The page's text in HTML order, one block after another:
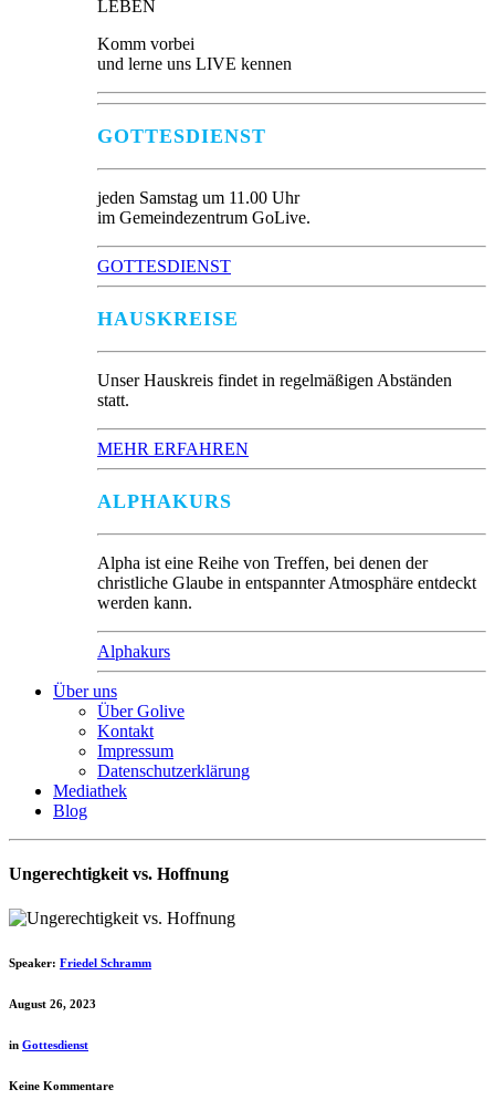
LEBEN
Komm vorbei
und lerne uns LIVE kennen
GOTTESDIENST
jeden Samstag um 11.00 Uhr
im Gemeindezentrum GoLive.
GOTTESDIENST
HAUSKREISE
Unser Hauskreis findet in regelmäßigen Abständen
statt.
MEHR ERFAHREN
ALPHAKURS
Alpha ist eine Reihe von Treffen, bei denen der
christliche Glaube in entspannter Atmosphäre entdeckt
werden kann.
Alphakurs
Über uns
Über Golive
Kontakt
Impressum
Datenschutzerklärung
Mediathek
Blog
Ungerechtigkeit vs. Hoffnung
Speaker: Friedel Schramm
August 26, 2023
in Gottesdienst
Keine Kommentare